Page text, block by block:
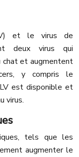
et le virus de
deux virus qui
chat et augmentent
y compris le
est disponible et
virus.
tels que les
augmenter le